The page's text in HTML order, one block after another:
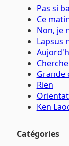
Pas si
Ce matin
Non, je
Lapsus
Grande
Rien
Ken
Catégories